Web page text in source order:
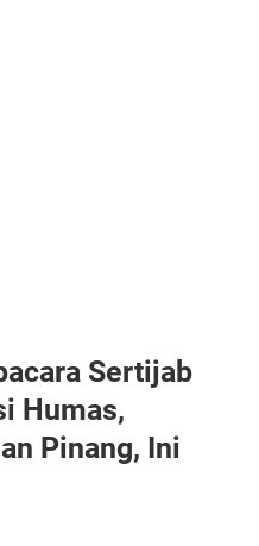
Sertijab
Humas,
Pinang, Ini